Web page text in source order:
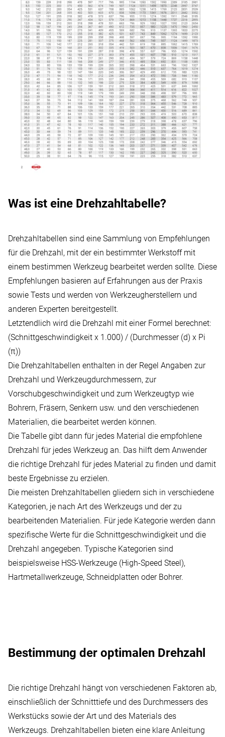
Was ist eine Drehzahltabelle?
Drehzahltabellen sind eine Sammlung von Empfehlungen
für die Drehzahl, mit der ein bestimmter Werkstoff mit
einem bestimmen Werkzeug bearbeitet werden sollte. Diese
Empfehlungen basieren auf Erfahrungen aus der Praxis
sowie Tests und werden von Werkzeugherstellern und
anderen Experten bereitgestellt.
Letztendlich wird die Drehzahl mit einer Formel berechnet:
(Schnittgeschwindigkeit x 1.000) / (Durchmesser (d) x Pi
(π))
Die Drehzahltabellen enthalten in der Regel Angaben zur
Drehzahl und Werkzeugdurchmessern, zur
Vorschubgeschwindigkeit und zum Werkzeugtyp wie
Bohrern, Fräsern, Senkern usw. und den verschiedenen
Materialien, die bearbeitet werden können.
Die Tabelle gibt dann für jedes Material die empfohlene
Drehzahl für jedes Werkzeug an. Das hilft dem Anwender
die richtige Drehzahl für jedes Material zu finden und damit
beste Ergebnisse zu erzielen.
Die meisten Drehzahltabellen gliedern sich in verschiedene
Kategorien, je nach Art des Werkzeugs und der zu
bearbeitenden Materialien. Für jede Kategorie werden dann
spezifische Werte für die Schnittgeschwindigkeit und die
Drehzahl angegeben. Typische Kategorien sind
beispielsweise HSS-Werkzeuge (High-Speed Steel),
Hartmetallwerkzeuge, Schneidplatten oder Bohrer.
Bestimmung der optimalen Drehzahl
Die richtige Drehzahl hängt von verschiedenen Faktoren ab,
einschließlich der Schnitttiefe und des Durchmessers des
Werkstücks sowie der Art und des Materials des
Werkzeugs. Drehzahltabellen bieten eine klare Anleitung